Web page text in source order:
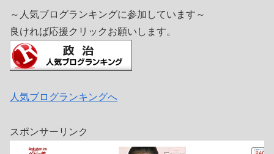
～人気ブログランキングに参加しています～
良ければ応援クリックお願いします。
人気ブログランキングへ
スポンサーリンク